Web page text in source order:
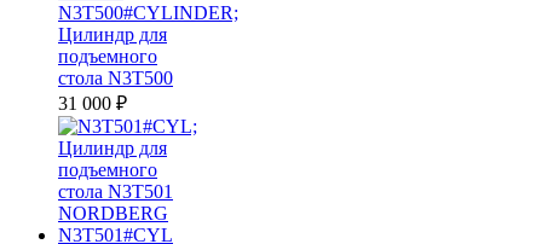
N3T500#CYLINDER;
Цилиндр для
подъемного
стола N3T500
31 000 ₽